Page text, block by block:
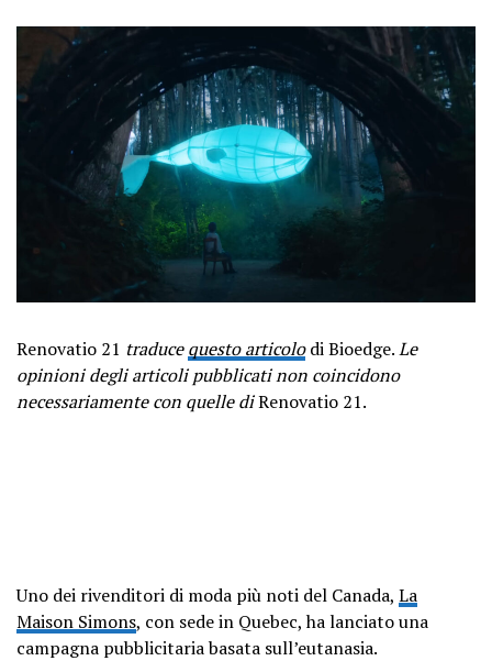
Renovatio 21 traducequesto articolodi Bioedge.Le
opinioni degli articoli pubblicati non coincidono
necessariamente con quelle diRenovatio 21.
Uno dei rivenditori di moda più noti del Canada, La
Maison Simons, con sede in Quebec, ha lanciato una
campagna pubblicitaria basata sull’eutanasia.